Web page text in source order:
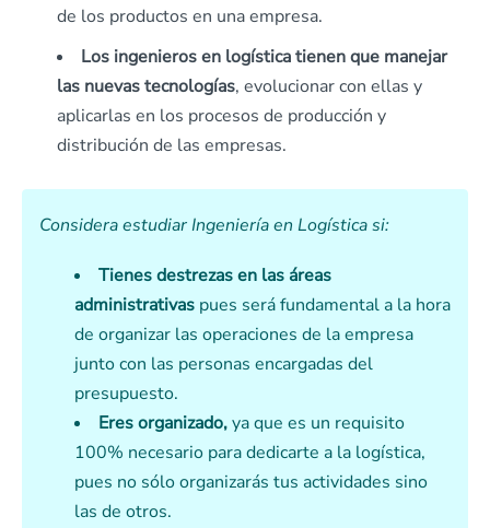
de los productos en una empresa.
Los ingenieros en logística tienen que manejar
las nuevas tecnologías, evolucionar con ellas y
aplicarlas en los procesos de producción y
distribución de las empresas.
Considera estudiar Ingeniería en Logísticasi:
Tienes destrezas en las áreas
administrativas pues será fundamental a la hora
de organizar las operaciones de la empresa
junto con las personas encargadas del
presupuesto.
Eres organizado,ya que es un requisito
100% necesario para dedicarte a la logística,
pues no sólo organizarás tus actividades sino
las de otros.